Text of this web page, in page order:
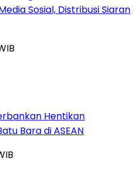
Sosial, Distribusi Siaran
Hentikan
Bara di ASEAN